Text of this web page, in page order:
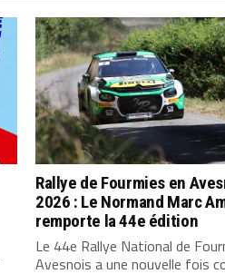
Rallye de Fourmies en
2026 : Le Normand Marc
remporte la 44e édition
Le 44e Rallye National de
Avesnois a une nouvelle fois